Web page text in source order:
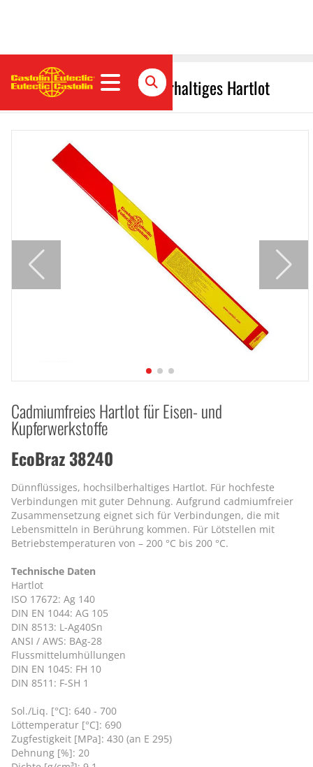
EcoBraz 38240 Hochsilberhaltiges Hartlot
Cadmiumfreies Hartlot für Eisen- und
Kupferwerkstoffe
EcoBraz 38240
Dünnflüssiges, hochsilberhaltiges Hartlot. Für hochfeste
Verbindungen mit guter Dehnung. Aufgrund cadmiumfreier
Zusammensetzung eignet sich für Verbindungen, die mit
Lebensmitteln in Berührung kommen. Für Lötstellen mit
Betriebstemperaturen von – 200 °C bis 200 °C.
Technische Daten
Hartlot
ISO 17672: Ag 140
DIN EN 1044: AG 105
DIN 8513: L-Ag40Sn
ANSI / AWS: BAg-28
Flussmittelumhüllungen
DIN EN 1045: FH 10
DIN 8511: F-SH 1
Sol./Liq. [°C]: 640 - 700
Löttemperatur [°C]: 690
Zugfestigkeit [MPa]: 430 (an E 295)
Dehnung [%]: 20